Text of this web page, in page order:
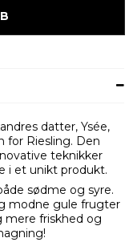
datter, Ysée,
for Riesling. Den
teknikker
i et unikt produkt.
sødme og syre.
modne gule frugter
mere friskhed og